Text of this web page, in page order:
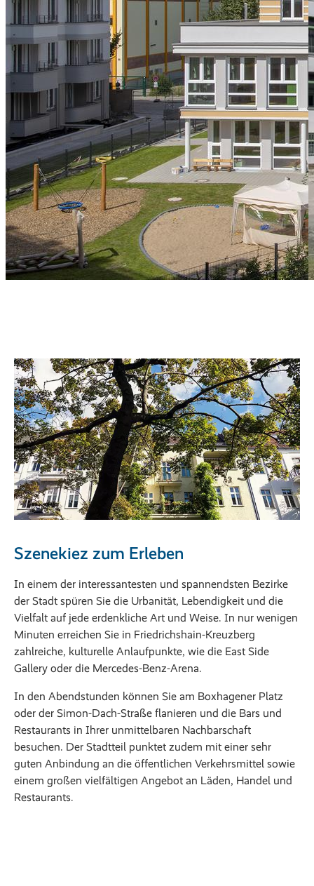
Szenekiez zum Erleben
In einem der interessantesten und spannendsten Bezirke
der Stadt spüren Sie die Urbanität, Lebendigkeit und die
Vielfalt auf jede erdenkliche Art und Weise. In nur wenigen
Minuten erreichen Sie in Friedrichshain-Kreuzberg
zahlreiche, kulturelle Anlaufpunkte, wie die East Side
Gallery oder die Mercedes-Benz-Arena.
In den Abendstunden können Sie am Boxhagener Platz
oder der Simon-Dach-Straße flanieren und die Bars und
Restaurants in Ihrer unmittelbaren Nachbarschaft
besuchen. Der Stadtteil punktet zudem mit einer sehr
guten Anbindung an die öffentlichen Verkehrsmittel sowie
einem großen vielfältigen Angebot an Läden, Handel und
Restaurants.